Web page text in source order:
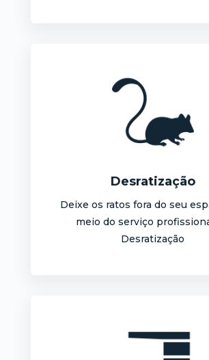
Desratização
Deixe os ratos fora do seu
meio do serviço
Desratização